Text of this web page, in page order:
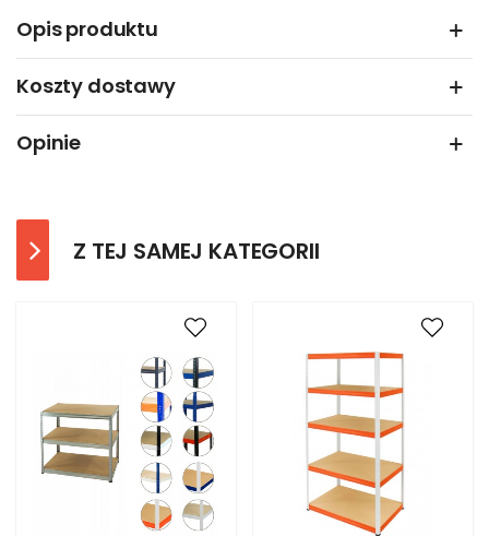
Opis produktu
Koszty dostawy
Opinie
Z TEJ SAMEJ KATEGORII